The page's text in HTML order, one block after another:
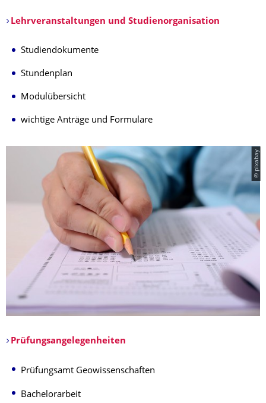
Lehrveranstaltungen und Studienorganisation
​Studiendokumente
Stundenplan
Modulübersicht
wichtige Anträge und Formulare
© pixabay
Prüfungsangelegenheiten
Prüfungsamt Geowissenschaften
Bachelorarbeit